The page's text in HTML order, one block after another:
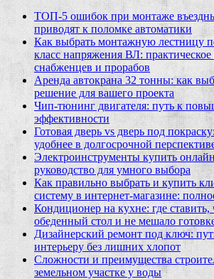
ТОП-5 ошибок при монтаже
приводят к поломке автоматики
Как выбрать монтажную лестницу
класс напряжения ВЛ: практическое
снабженцев и прорабов
Аренда автокрана 32 тонны: как
решение для вашего проекта
Чип‑тюнинг двигателя: путь к
эффективности
Готовая дверь vs дверь под
удобнее в долгосрочной
Электроинструменты купить
руководство для умного выбора
Как правильно выбрать и купить
систему в интернет‑магазине:
Кондиционер на кухне: где ставить,
обеденный стол и не мешало
Дизайнерский ремонт под ключ:
интерьеру без лишних хлопот
Сложности и преимущества
земельном участке у воды